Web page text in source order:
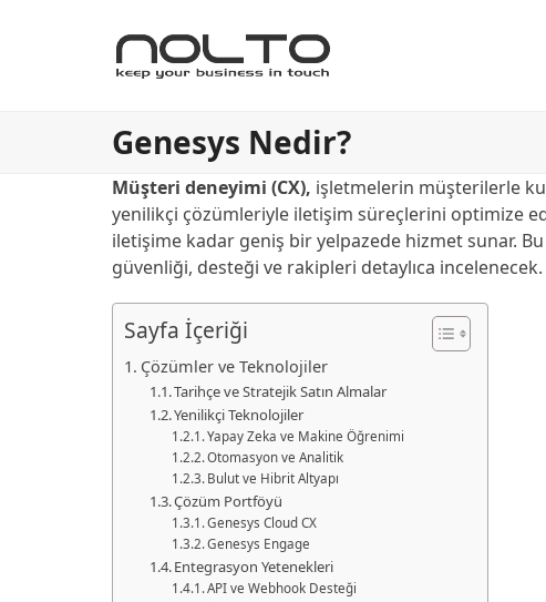
Genesys Nedir?
Müşteri deneyimi (CX), işletmelerin müşterilerle
yenilikçi çözümleriyle iletişim süreçlerini optimize
iletişime kadar geniş bir yelpazede hizmet sunar.
güvenliği, desteği ve rakipleri detaylıca incelenecek.
Sayfa İçeriği
Çözümler ve Teknolojiler
Tarihçe ve Stratejik Satın Almalar
Yenilikçi Teknolojiler
Yapay Zeka ve Makine Öğrenimi
Otomasyon ve Analitik
Bulut ve Hibrit Altyapı
Çözüm Portföyü
Genesys Cloud CX
Genesys Engage
Entegrasyon Yetenekleri
API ve Webhook Desteği